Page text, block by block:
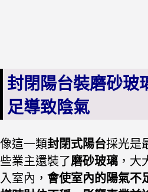
封閉陽台裝磨砂玻
足導致陰氣
像這一類封閉式陽台採光是
些業主還裝了磨砂玻璃 ，大
入室內， 會使室內的陽氣不